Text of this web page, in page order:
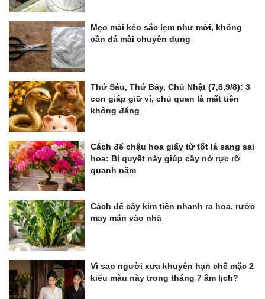
Mẹo mài kéo sắc lẹm như mới, không
cần đá mài chuyên dụng
Thứ Sáu, Thứ Bảy, Chủ Nhật (7,8,9/8): 3
con giáp giữ ví, chủ quan là mất tiền
không đáng
Cách để chậu hoa giấy từ tốt lá sang sai
hoa: Bí quyết này giúp cây nở rực rỡ
quanh năm
Cách để cây kim tiền nhanh ra hoa, rước
may mắn vào nhà
Vì sao người xưa khuyên hạn chế mặc 2
kiểu màu này trong tháng 7 âm lịch?